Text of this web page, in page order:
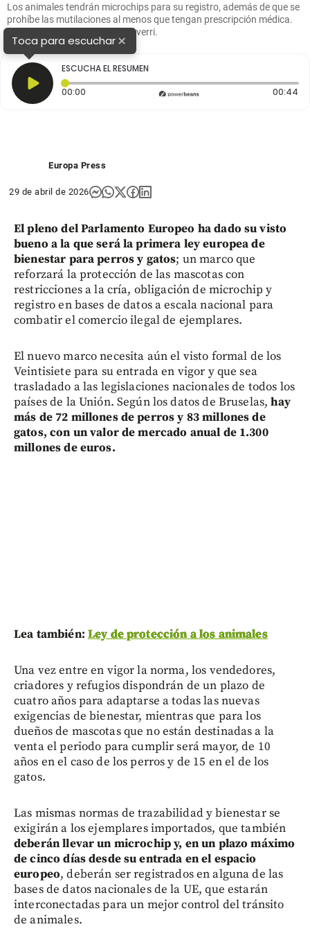
Los animales tendrán microchips para su registro, además de que se
prohíbe las mutilaciones al menos que tengan prescripción médica.
Foto: Julio César Herrera Echeverri.
Toca para escuchar×
ESCUCHA EL RESUMEN
00:00 Tiempo transcurrido: 0 segundos 00:44
Europa Press
29 de abril de 2026
El pleno del Parlamento Europeo ha dado su visto
bueno a la que será la primera ley europea de
bienestar para perros y gatos; un marco que
reforzará la protección de las mascotas con
restricciones a la cría, obligación de microchip y
registro en bases de datos a escala nacional para
combatir el comercio ilegal de ejemplares.
El nuevo marco necesita aún el visto formal de los
Veintisiete para su entrada en vigor y que sea
trasladado a las legislaciones nacionales de todos los
países de la Unión. Según los datos de Bruselas,hay
más de 72 millones de perros y 83 millones de
gatos, con un valor de mercado anual de 1.300
millones de euros.
Lea también: Ley de protección a los animales
Una vez entre en vigor la norma, los vendedores,
criadores y refugios dispondrán de un plazo de
cuatro años para adaptarse a todas las nuevas
exigencias de bienestar, mientras que para los
dueños de mascotas que no están destinadas a la
venta el periodo para cumplir será mayor, de 10
años en el caso de los perros y de 15 en el de los
gatos.
Las mismas normas de trazabilidad y bienestar se
exigirán a los ejemplares importados, que también
deberán llevar un microchip y, en un plazo máximo
de cinco días desde su entrada en el espacio
europeo, deberán ser registrados en alguna de las
bases de datos nacionales de la UE, que estarán
interconectadas para un mejor control del tránsito
de animales.